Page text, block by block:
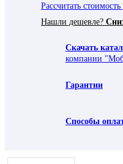
Рассчитать стоимость
Нашли дешевле?
Скачать
компании
Гарантии
Способы